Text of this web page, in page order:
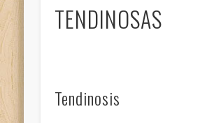
TENDINOSAS
Tendinosis